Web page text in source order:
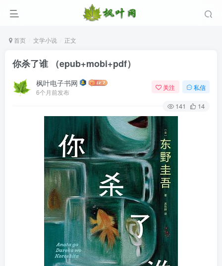
首页 文学小说 正文
你杀了谁 （epub+mobi+pdf）
枫叶电子书网
6个月前发布
关注 私信
141 14
登录
没有账号？立即注册
用户名/手机号/邮箱
登录密码
记住登录 找回密码|免密登录
登录